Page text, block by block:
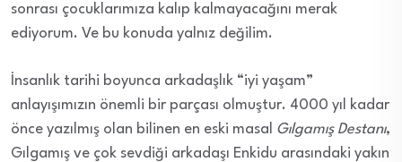
sonrası çocuklarımıza kalıp kalmayacağını merak
ediyorum. Ve bu konuda yalnız değilim.
İnsanlık tarihi boyunca arkadaşlık “iyi yaşam”
anlayışımızın önemli bir parçası olmuştur. 4000 yıl kadar
önce yazılmış olan bilinen en eski masal Gılgamış Destanı,
Gılgamış ve çok sevdiği arkadaşı Enkidu arasındaki yakın